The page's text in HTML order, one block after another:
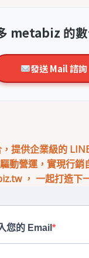
metabiz 的數
發送 Mail 諮詢
提供企業級的
動營運，實現行
， 一起打造下
您的 Email